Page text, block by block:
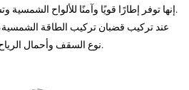
إنها توفر إطارًا قويًا وآمنًا للألواح الشمسية وتسمح بسهولة التركيب والصيانة.
عند تركيب قضبان تركيب الطاقة
نوع السقف وأحمال الرياح والثلوج وقوانين البناء المحلية.